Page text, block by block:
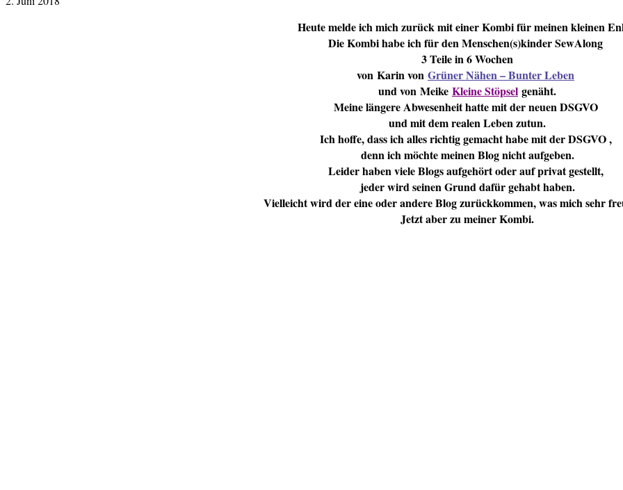
Heute melde ich mich zurück mit einer Kombi für meinen kleinen
Die Kombi habe ich für den Menschen(s)kinder SewAlong
3 Teile in 6 Wochen
von Karin von Grüner Nähen – Bunter Leben
und von Meike Kleine Stöpsel genäht.
Meine längere Abwesenheit hatte mit der neuen DSGVO
und mit dem realen Leben zutun.
Ich hoffe, dass ich alles richtig gemacht habe mit der DSGVO ,
denn ich möchte meinen Blog nicht aufgeben.
Leider haben viele Blogs aufgehört oder auf privat gestellt,
jeder wird seinen Grund dafür gehabt haben.
Vielleicht wird der eine oder andere Blog zurückkommen, was mich sehr
Jetzt aber zu meiner Kombi.